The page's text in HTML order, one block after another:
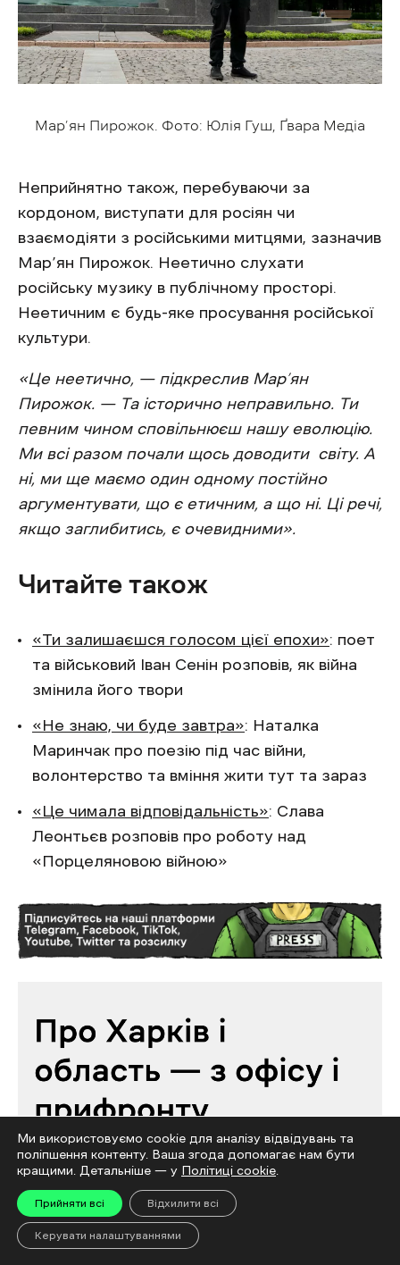
Мар’ян Пирожок. Фото: Юлія Гуш, Ґвара Медіа
Неприйнятно також, перебуваючи за
кордоном, виступати для росіян чи
взаємодіяти з російськими митцями, зазначив
Мар’ян Пирожок. Неетично слухати
російську музику в публічному просторі.
Неетичним є будь-яке просування російської
культури.
«Це неетично, — підкреслив Мар’ян
Пирожок. — Та історично неправильно. Ти
певним чином сповільнюєш нашу еволюцію.
Ми всі разом почали щось доводити світу. А
ні, ми ще маємо один одному постійно
аргументувати, що є етичним, а що ні. Ці речі,
якщо заглибитись, є очевидними».
Читайте також
«Ти залишаєшся голосом цієї епохи»: поет
та військовий Іван Сенін розповів, як війна
змінила його твори
«Не знаю, чи буде завтра»: Наталка
Маринчак про поезію під час війни,
волонтерство та вміння жити тут та зараз
«Це чимала відповідальність»: Слава
Леонтьєв розповів про роботу над
«Порцеляновою війною»
Ми використовуємо cookie для аналізу відвідувань та
поліпшення контенту. Ваша згода допомагає нам бути
кращими. Детальніше — у Політиці cookie
Прийняти всі Відхилити всі
Керувати налаштуваннями